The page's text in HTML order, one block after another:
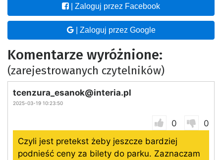
| Zaloguj przez Facebook
| Zaloguj przez Google
Komentarze wyróżnione:
(zarejestrowanych czytelników)
tcenzura_esanok@interia.pl
2025-03-19 10:23:50
0
0
Czyli jest pretekst żeby jeszcze bardziej
podnieść ceny za bilety do parku. Zaznaczam